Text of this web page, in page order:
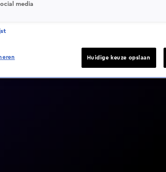
helaas niet
media
Huidige keuze opslaan